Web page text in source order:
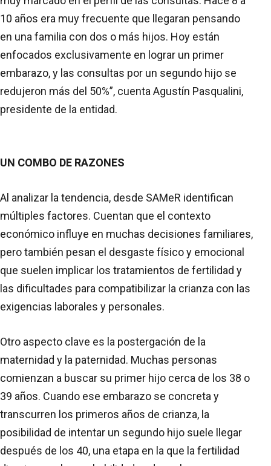
10 años era muy frecuente que llegaran pensando
en una familia con dos o más hijos. Hoy están
enfocados exclusivamente en lograr un primer
embarazo, y las consultas por un segundo hijo se
redujeron más del 50%”, cuenta Agustín Pasqualini,
presidente de la entidad.
UN COMBO DE RAZONES
Al analizar la tendencia, desde SAMeR identifican
múltiples factores. Cuentan que el contexto
económico influye en muchas decisiones familiares,
pero también pesan el desgaste físico y emocional
que suelen implicar los tratamientos de fertilidad y
las dificultades para compatibilizar la crianza con las
exigencias laborales y personales.
Otro aspecto clave es la postergación de la
maternidad y la paternidad. Muchas personas
comienzan a buscar su primer hijo cerca de los 38 o
39 años. Cuando ese embarazo se concreta y
transcurren los primeros años de crianza, la
posibilidad de intentar un segundo hijo suele llegar
después de los 40, una etapa en la que la fertilidad